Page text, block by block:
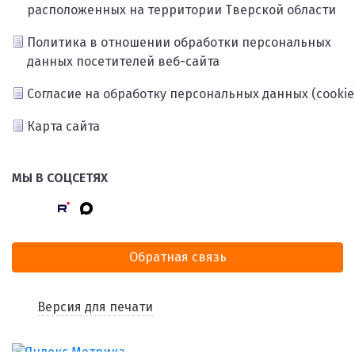
расположенных на территории Тверской области
Политика в отношении обработки персональных
данных посетителей веб-сайта
Согласие на обработку персональных данных
Карта сайта
МЫ В СОЦСЕТЯХ
Обратная связь
Версия для печати